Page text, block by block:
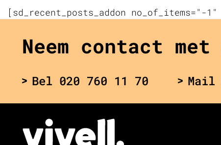
[sd_recent_posts_addon no_of_items="-
Neem contact
Bel 020 760 11 70